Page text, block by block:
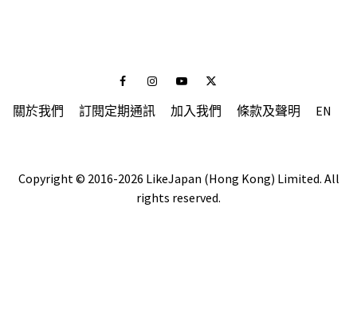
FacebookInstagramYoutubeTwitter
關於我們 訂閱定期通訊 加入我們 條款及聲明 EN
Copyright © 2016-2026 LikeJapan (Hong Kong) Limited. All
rights reserved.